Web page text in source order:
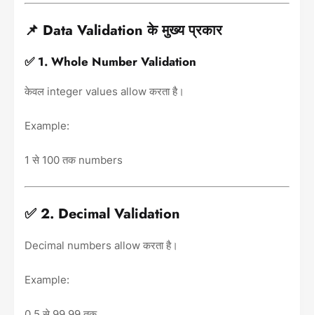
📌 Data Validation के मुख्य प्रकार
✅ 1. Whole Number Validation
केवल integer values allow करता है।
Example:
1 से 100 तक numbers
✅ 2. Decimal Validation
Decimal numbers allow करता है।
Example: